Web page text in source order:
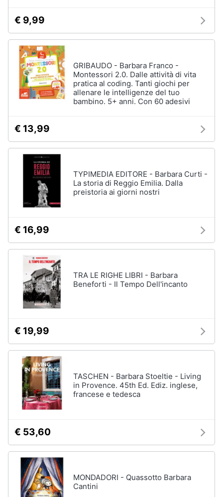
€ 9,99
GRIBAUDO - Barbara Franco -
Montessori 2.0. Dalle attività di vita
pratica al coding. Tanti giochi per
allenare le intelligenze del tuo
bambino. 5+ anni. Con 60 adesivi
€ 13,99
TYPIMEDIA EDITORE - Barbara Curti -
La storia di Reggio Emilia. Dalla
preistoria ai giorni nostri
€ 16,99
TRA LE RIGHE LIBRI - Barbara
Beneforti - Il Tempo Dell'incanto
€ 19,99
TASCHEN - Barbara Stoeltie - Living
in Provence. 45th Ed. Ediz. inglese,
francese e tedesca
€ 53,60
MONDADORI - Quassotto Barbara
Cantini